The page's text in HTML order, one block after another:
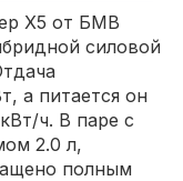
Х5 от БМВ
силовой
а питается он
ч. В паре с
2.0 л,
полным